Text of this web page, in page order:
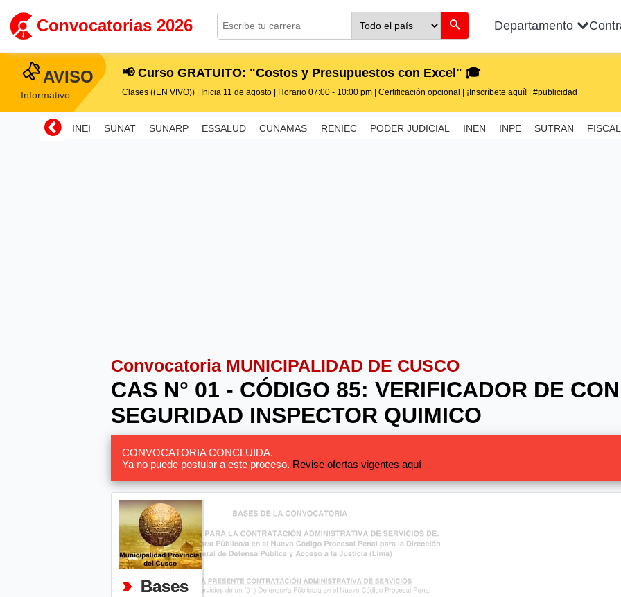
Convocatorias 2026 Departamento
AVISO
Informativo
📢 Curso GRATUITO: "Costos y Presupuestos con Excel" 🎓
Clases ((EN VIVO)) | Inicia 11 de agosto | Horario 07:00 - 10:00 pm | Certificación opcional | ¡Inscríbete aquí! | #publicidad
INEI SUNAT SUNARP ESSALUD CUNAMAS RENIEC PODER JUDICIAL INEN INPE SUTRAN
Convocatoria MUNICIPALIDAD DE CUSCO
CAS N° 01 - CÓDIGO 85: VERIFICADOR DE
SEGURIDAD INSPECTOR QUIMICO
CONVOCATORIA CONCLUIDA.
Ya no puede postular a este proceso. Revise ofertas vigentes aquí
Bases